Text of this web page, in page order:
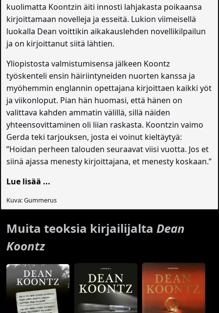
kuolimatta Koontzin äiti innosti lahjakasta poikaansa
kirjoittamaan novelleja ja esseitä. Lukion viimeisellä
luokalla Dean voittikin aikakauslehden novellikilpailun
ja on kirjoittanut siitä lähtien.
Yliopistosta valmistumisensa jälkeen Koontz
työskenteli ensin häiriintyneiden nuorten kanssa ja
myöhemmin englannin opettajana kirjoittaen kaikki yöt
ja viikonloput. Pian hän huomasi, että hänen on
valittava kahden ammatin välillä, sillä näiden
yhteensovittaminen oli liian raskasta. Koontzin vaimo
Gerda teki tarjouksen, josta ei voinut kieltäytyä:
”Hoidan perheen talouden seuraavat viisi vuotta. Jos et
siinä ajassa menesty kirjoittajana, et menesty koskaan.”
Lue lisää ...
Kuva: Gummerus
Muita teoksia kirjailijaltaDean
Koontz